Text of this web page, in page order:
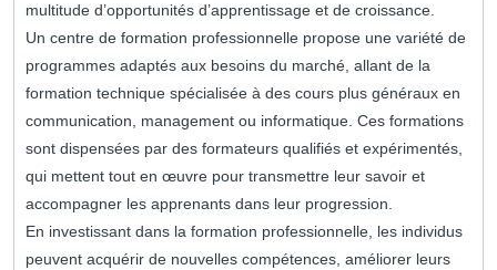
multitude d’opportunités d’apprentissage et de croissance.
Un centre de formation professionnelle propose une variété de
programmes adaptés aux besoins du marché, allant de la
formation technique spécialisée à des cours plus généraux en
communication, management ou informatique. Ces formations
sont dispensées par des formateurs qualifiés et expérimentés,
qui mettent tout en œuvre pour transmettre leur savoir et
accompagner les apprenants dans leur progression.
En investissant dans la formation professionnelle, les individus
peuvent acquérir de nouvelles compétences, améliorer leurs